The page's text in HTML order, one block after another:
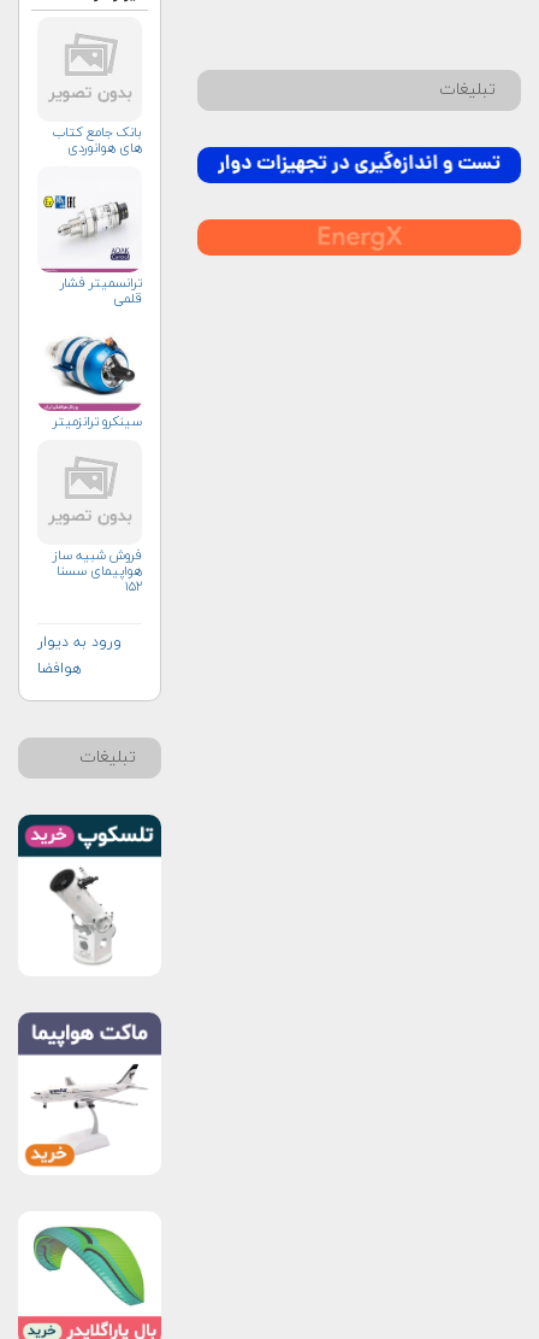
تبلیغات
بانک جامع کتاب
های هوانوردی
ترانسمیتر فشار
قلمی
سینکرو ترانزمیتر
فروش شبیه ساز
هواپیمای سسنا
۱۵۲
ورود به دیوار
هوافضا
تبلیغات